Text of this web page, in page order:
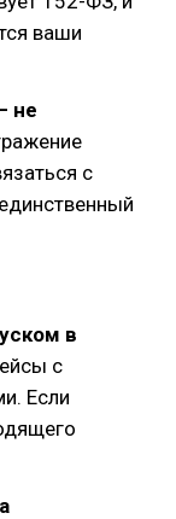
ваши
не
с
в
с
Если